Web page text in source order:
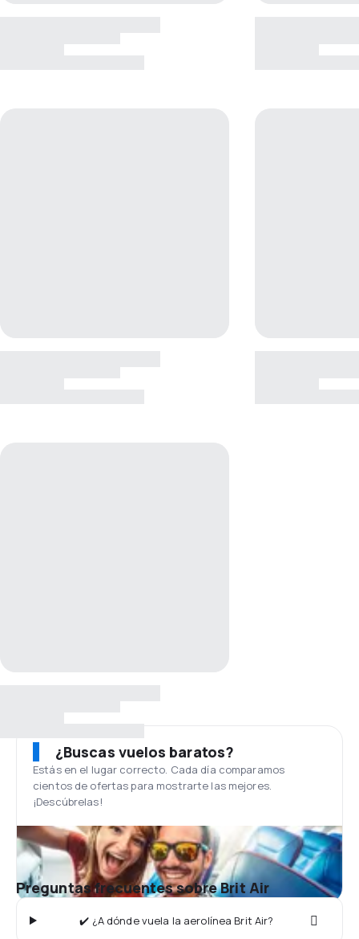
¿Buscas vuelos baratos?
Estás en el lugar correcto. Cada día comparamos
cientos de ofertas para mostrarte las mejores.
¡Descúbrelas!
Preguntas frecuentes sobre Brit Air
✔️ ¿A dónde vuela la aerolínea Brit Air?